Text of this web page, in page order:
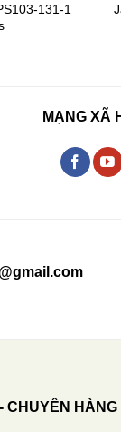
131-1
MẠNG XÃ
CHUYÊN HÀNG